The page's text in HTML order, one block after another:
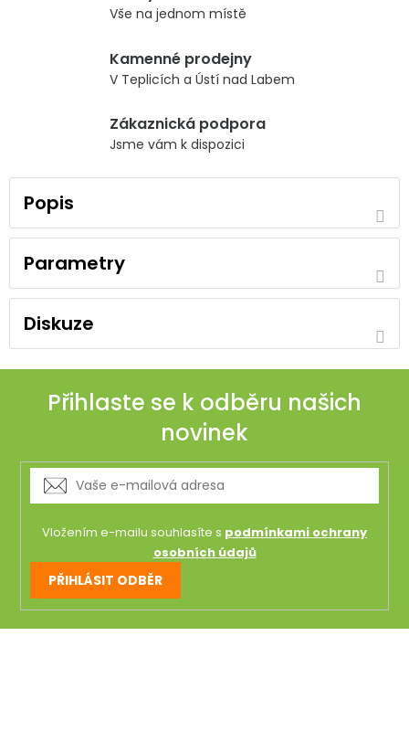
Vše na jednom místě
Kamenné prodejny
V Teplicích a Ústí nad Labem
Zákaznická podpora
Jsme vám k dispozici
Popis
Parametry
Diskuze
Přihlaste se k odběru našich
novinek
Vložením e-mailu souhlasíte s podmínkami ochrany
osobních údajů
PŘIHLÁSIT ODBĚR
Z